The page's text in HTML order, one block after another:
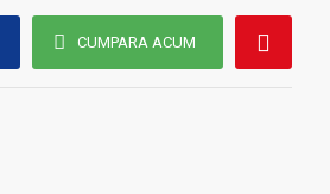
CUMPARA ACUM